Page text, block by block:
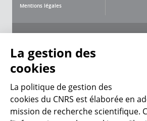
Mentions légales
CNRS Le Mag
La gestion des
cookies
La politique de gestion des
cookies du CNRS est élaborée en
mission de recherche scientifique.